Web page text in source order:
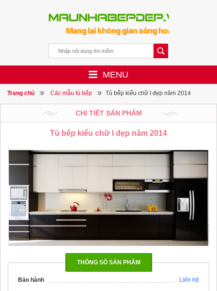
MENU
Trang chủ Các mẫu tủ bếp Tủ bếp kiểu chữ I đẹp năm 2014
CHI TIẾT SẢN PHẨM
Tủ bếp kiểu chữ I đẹp năm 2014
THÔNG SỐ SẢN PHẨM
Bảo hành Liên hệ